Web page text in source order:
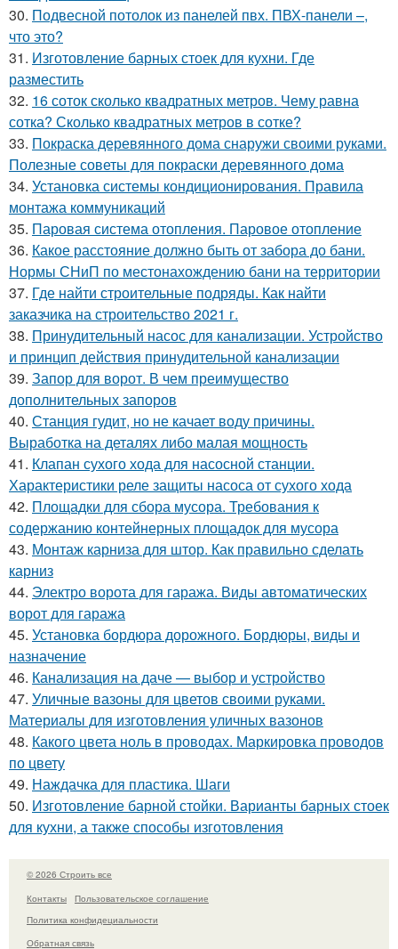
30. Подвесной потолок из панелей пвх. ПВХ-панели –,
что это?
31. Изготовление барных стоек для кухни. Где
разместить
32. 16 соток сколько квадратных метров. Чему равна
сотка? Сколько квадратных метров в сотке?
33. Покраска деревянного дома снаружи своими руками.
Полезные советы для покраски деревянного дома
34. Установка системы кондиционирования. Правила
монтажа коммуникаций
35. Паровая система отопления. Паровое отопление
36. Какое расстояние должно быть от забора до бани.
Нормы СНиП по местонахождению бани на территории
37. Где найти строительные подряды. Как найти
заказчика на строительство 2021 г.
38. Принудительный насос для канализации. Устройство
и принцип действия принудительной канализации
39. Запор для ворот. В чем преимущество
дополнительных запоров
40. Станция гудит, но не качает воду причины.
Выработка на деталях либо малая мощность
41. Клапан сухого хода для насосной станции.
Характеристики реле защиты насоса от сухого хода
42. Площадки для сбора мусора. Требования к
содержанию контейнерных площадок для мусора
43. Монтаж карниза для штор. Как правильно сделать
карниз
44. Электро ворота для гаража. Виды автоматических
ворот для гаража
45. Установка бордюра дорожного. Бордюры, виды и
назначение
46. Канализация на даче — выбор и устройство
47. Уличные вазоны для цветов своими руками.
Материалы для изготовления уличных вазонов
48. Какого цвета ноль в проводах. Маркировка проводов
по цвету
49. Наждачка для пластика. Шаги
50. Изготовление барной стойки. Варианты барных стоек
для кухни, а также способы изготовления
© 2026 Строить все
Контакты
Пользовательское соглашение
Политика конфидециальности
Обратная связь